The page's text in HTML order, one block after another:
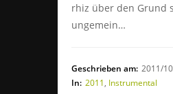
rhiz über den Grund
ungemein…
Geschrieben am: 2011/
In: 2011, Instrumental